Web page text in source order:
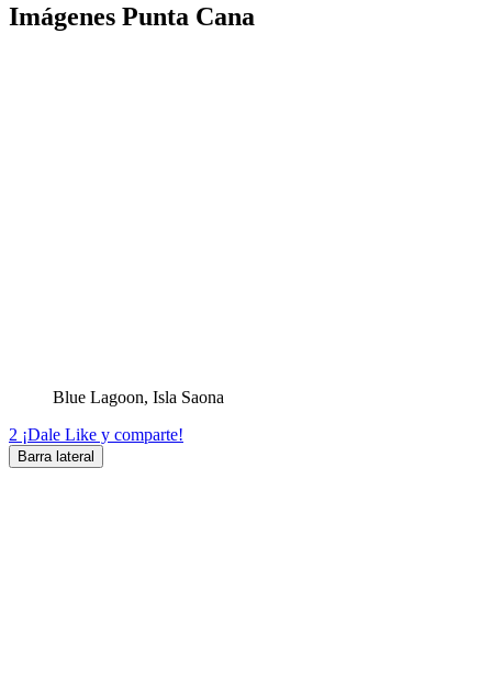
Imágenes Punta Cana
Blue Lagoon, Isla Saona
2 ¡Dale Like y comparte!
Barra lateral